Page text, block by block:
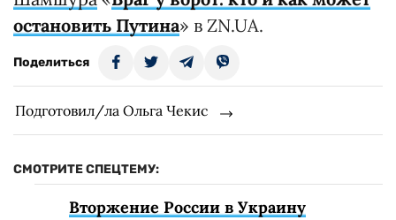
остановить Путина» в ZN.UA.
Поделиться
Подготовил/ла Ольга Чекис
СМОТРИТЕ СПЕЦТЕМУ:
Вторжение России в Украину